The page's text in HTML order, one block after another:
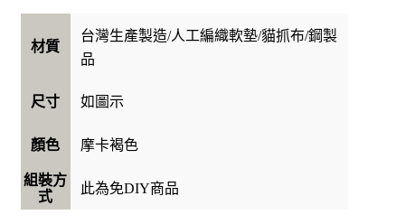
材質
台灣生產製造/人工編織軟墊/貓抓布/鋼製
品
尺寸 如圖示
顏色 摩卡褐色
組裝方
式
此為免DIY商品